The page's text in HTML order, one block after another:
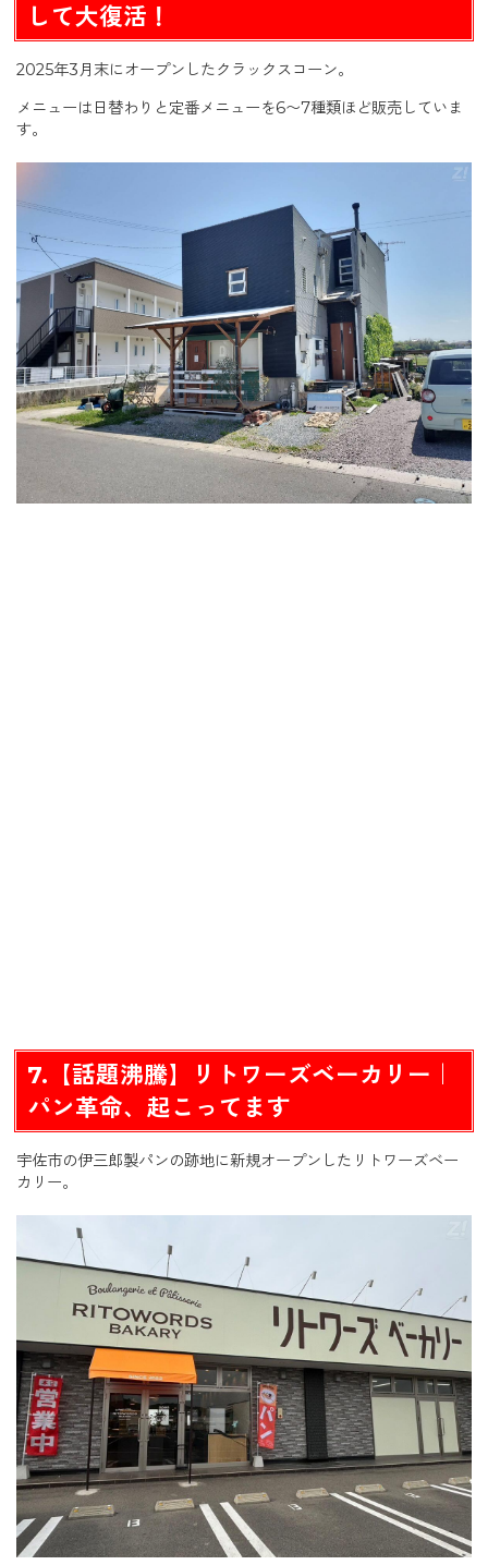
して大復活！
2025年3月末にオープンしたクラックスコーン。
メニューは日替わりと定番メニューを6〜7種類ほど販売していま
す。
7.【話題沸騰】リトワーズベーカリー｜
パン革命、起こってます
宇佐市の伊三郎製パンの跡地に新規オープンしたリトワーズベー
カリー。